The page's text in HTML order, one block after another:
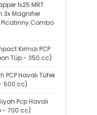
1x25 MRT
3x Magnifier
Picatinny Combo
Kırmızı PCP
Tüp - 350 cc)
PCP Havalı Tüfek
500 cc)
Pcp Havalı
- 700 cc)